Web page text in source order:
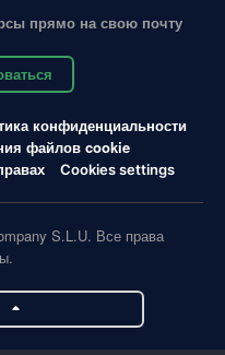
прямо на свою почту
конфиденциальности
файлов cookie
Cookies settings
S.L.U. Все права